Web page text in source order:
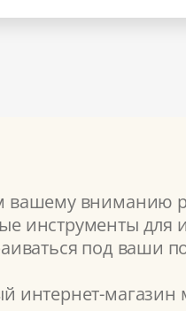
вашему вниманию
инструменты для
под ваши
интернет-магазин